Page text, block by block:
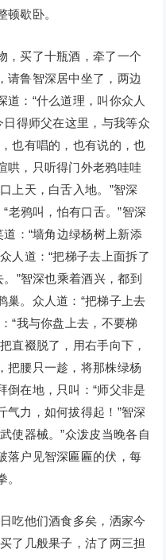
歇卧。
买了十瓶酒，牵了一个
请鲁智深居中坐了，两边
：“什么道理，叫你众人
日得师父在这里，与我等众
也有唱的，也有说的，也
哄，只听得门外老鸦哇哇
上天，白舌入地。”智深
老鸦叫，怕有口舌。”智深
：“墙角边绿杨树上新添
人道：“把梯子去上面拆了
”智深也乘着酒兴，都到
巢。众人道：“把梯子上去
“我与你盘上去，不要梯
直裰脱了，用右手向下，
把腰只一趁，将那株绿杨
倒在地，只叫：“师父非是
气力，如何拔得起！”智深
使器械。”众泼皮当晚各自
落户见智深匾匾的伏，每
他们酒食多矣，洒家今
了几般果子，沽了两三担